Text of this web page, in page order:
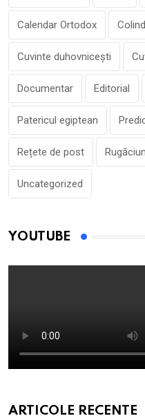
Calendar Ortodox
Cuvinte duhovnicești
Documentar Editorial
Patericul egiptean
Rețete de post
Uncategorized
YOUTUBE
ARTICOLE RECENTE